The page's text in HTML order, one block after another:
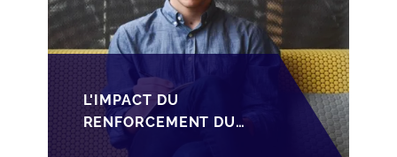
L'IMPACT DU
RENFORCEMENT DU
PACTE DUTREIL SUR